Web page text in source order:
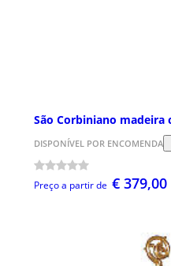
São Corbiniano madeira
DISPONÍVEL POR ENCOMENDA
Preço a partir de € 379,00